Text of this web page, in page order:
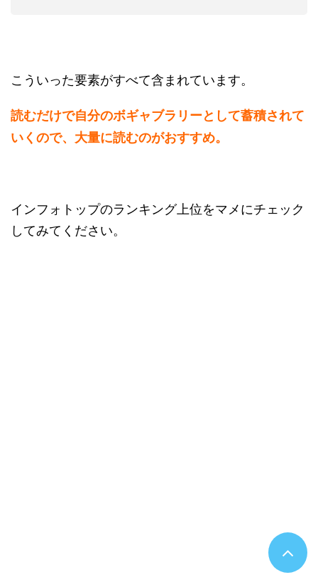
こういった要素がすべて含まれています。
読むだけで自分のボギャブラリーとして蓄積されて
いくので、大量に読むのがおすすめ。
インフォトップのランキング上位をマメにチェック
してみてください。